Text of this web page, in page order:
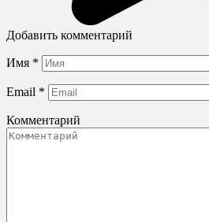
Добавить комментарий
Имя *
Email *
Комментарий